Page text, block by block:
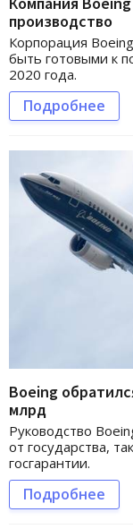
производство
Корпорация
быть готовыми к
2020 года.
Подробнее
Boeing
млрд
Руководство
от государства,
госгарантии.
Подробнее